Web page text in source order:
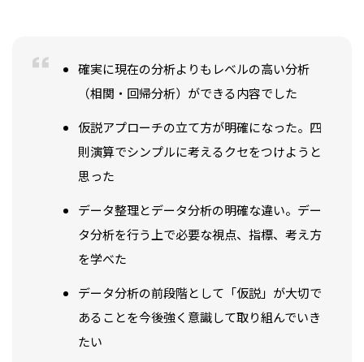
確実に現在の分析よりもレベルの高い分析
（相関・回帰分析）ができる内容でした
仮説アプローチの立て方が明確になった。四
則演算でシンプルに考えるクセをつけようと
思った
データ整理とデータ分析の明確な違い。デー
タ分析を行う上で必要な視点、指標、考え方
を学べた
データ分析の前段階として「仮説」が大切で
あることを今後強く意識して取り組んでいき
たい